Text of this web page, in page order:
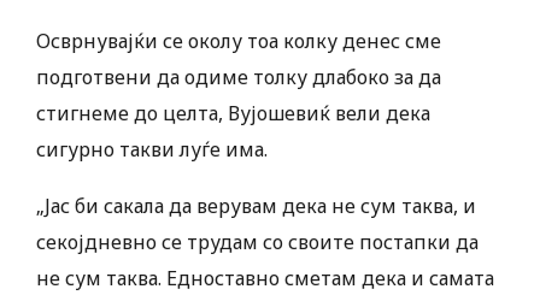
Осврнувајќи се околу тоа колку денес сме
подготвени да одиме толку длабоко за да
стигнеме до целта, Вујошевиќ вели дека
сигурно такви луѓе има.
„Јас би сакала да верувам дека не сум таква, и
секојдневно се трудам со своите постапки да
не сум таква. Едноставно сметам дека и самата